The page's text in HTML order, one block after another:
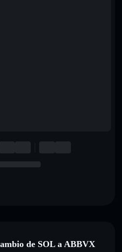
de SOL a ABBVX